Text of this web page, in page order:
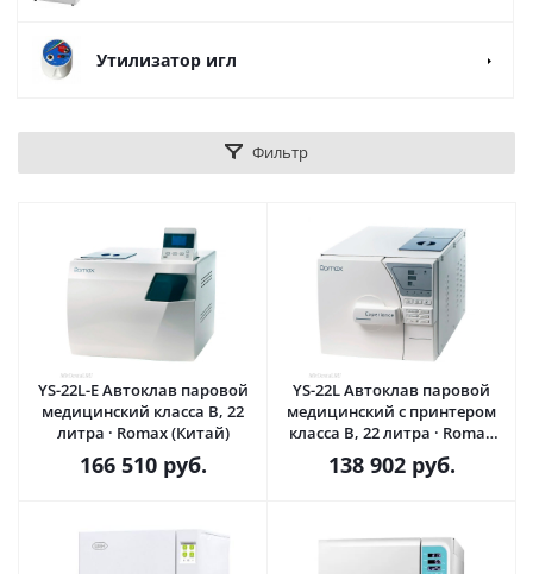
Утилизатор игл
Фильтр
YS-22L-E Автоклав паровой
медицинский класса B, 22
литра · Romax (Китай)
166 510руб.
YS-22L Автоклав паровой
медицинский с принтером
класса B, 22 литра · Romax
(Китай)
138 902руб.